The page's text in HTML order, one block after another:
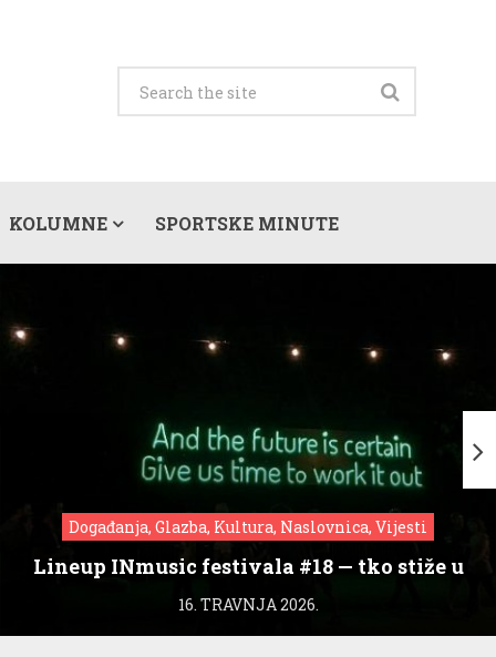
KOLUMNE SPORTSKE MINUTE
Događanja, Glazba, Kultura, Naslovnica, Vijesti
Lineup INmusic festivala #18 — tko stiže u
Zagreb?
16. TRAVNJA 2026.